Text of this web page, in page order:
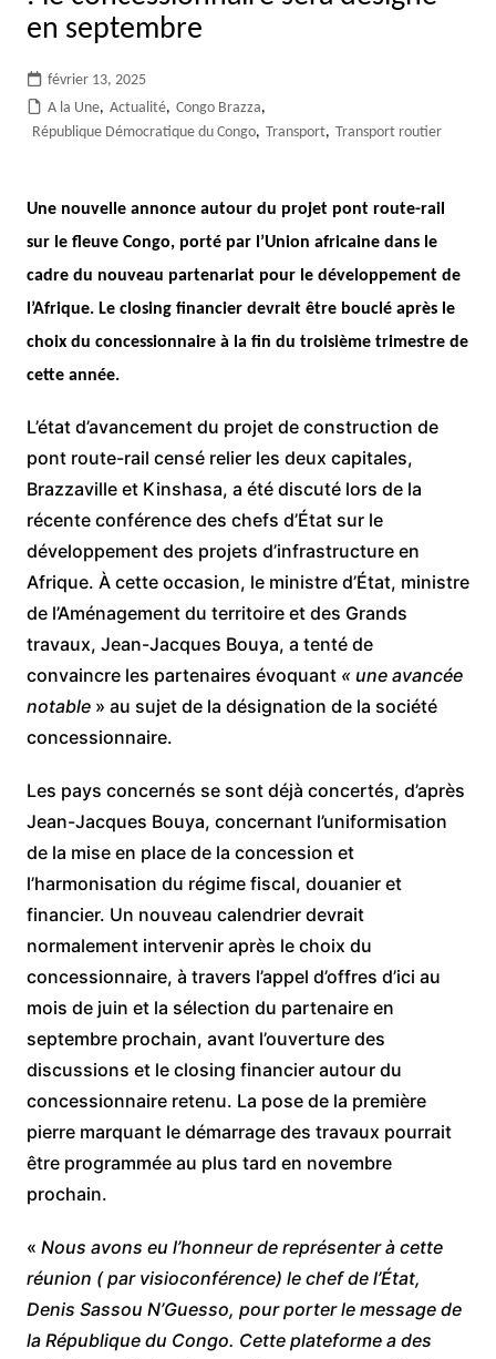
en septembre
février 13, 2025
A la Une, Actualité, Congo Brazza,
République Démocratique du Congo, Transport, Transport routier
Une nouvelle annonce autour du projet pont route-rail
sur le fleuve Congo, porté par l’Union africaine dans le
cadre du nouveau partenariat pour le développement de
l’Afrique. Le closing financier devrait être bouclé après le
choix du concessionnaire à la fin du troisième trimestre de
cette année.
L’état d’avancement du projet de construction de
pont route-rail censé relier les deux capitales,
Brazzaville et Kinshasa, a été discuté lors de la
récente conférence des chefs d’État sur le
développement des projets d’infrastructure en
Afrique. À cette occasion, le ministre d’État, ministre
de l’Aménagement du territoire et des Grands
travaux, Jean-Jacques Bouya, a tenté de
convaincre les partenaires évoquant « une avancée
notable » au sujet de la désignation de la société
concessionnaire.
Les pays concernés se sont déjà concertés, d’après
Jean-Jacques Bouya, concernant l’uniformisation
de la mise en place de la concession et
l’harmonisation du régime fiscal, douanier et
financier. Un nouveau calendrier devrait
normalement intervenir après le choix du
concessionnaire, à travers l’appel d’offres d’ici au
mois de juin et la sélection du partenaire en
septembre prochain, avant l’ouverture des
discussions et le closing financier autour du
concessionnaire retenu. La pose de la première
pierre marquant le démarrage des travaux pourrait
être programmée au plus tard en novembre
prochain.
« Nous avons eu l’honneur de représenter à cette
réunion ( par visioconférence) le chef de l’État,
Denis Sassou N’Guesso, pour porter le message de
la République du Congo. Cette plateforme a des